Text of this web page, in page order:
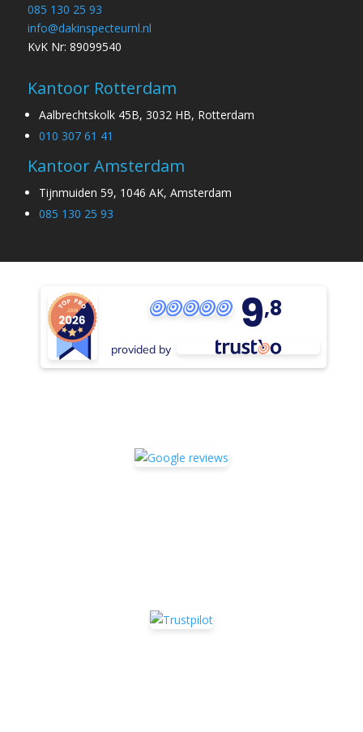
085 130 25 93
info@dakinspecteurnl.nl
KvK Nr: 89099540
Kantoor Rotterdam
Aalbrechtskolk 45B, 3032 HB, Rotterdam
010 307 61 41
Kantoor Amsterdam
Tijnmuiden 59, 1046 AK, Amsterdam
085 130 25 93
9,8
provided by